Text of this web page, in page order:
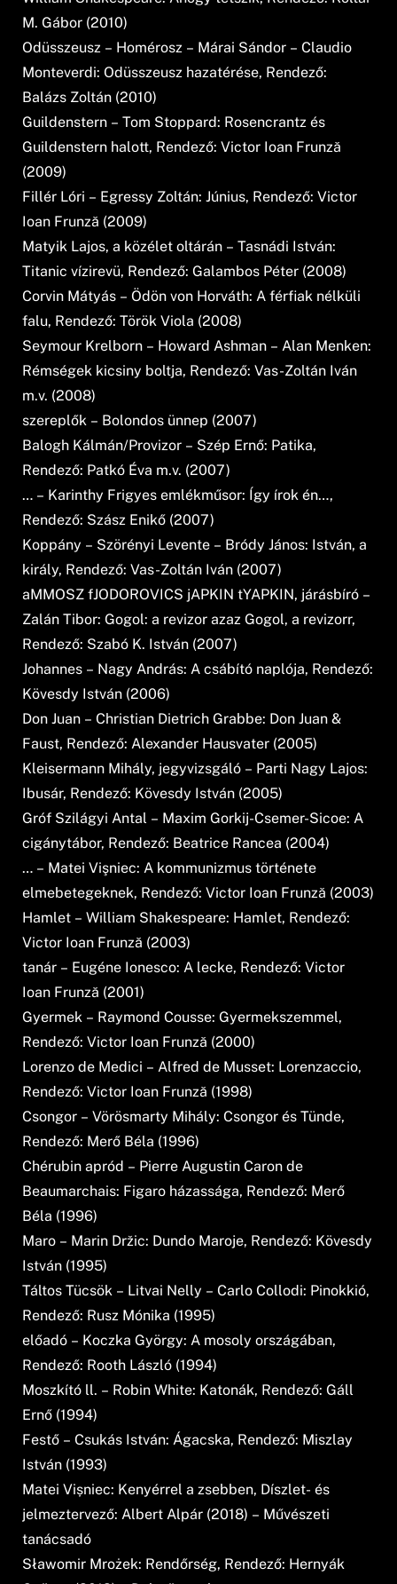
M. Gábor (2010)
Odüsszeusz – Homérosz – Márai Sándor – Claudio
Monteverdi: Odüsszeusz hazatérése, Rendező:
Balázs Zoltán (2010)
Guildenstern – Tom Stoppard: Rosencrantz és
Guildenstern halott, Rendező: Victor Ioan Frunză
(2009)
Fillér Lóri – Egressy Zoltán: Június, Rendező: Victor
Ioan Frunză (2009)
Matyik Lajos, a közélet oltárán – Tasnádi István:
Titanic vízirevü, Rendező: Galambos Péter (2008)
Corvin Mátyás – Ödön von Horváth: A férfiak nélküli
falu, Rendező: Török Viola (2008)
Seymour Krelborn – Howard Ashman – Alan Menken:
Rémségek kicsiny boltja, Rendező: Vas-Zoltán Iván
m.v. (2008)
szereplők – Bolondos ünnep (2007)
Balogh Kálmán/Provizor – Szép Ernő: Patika,
Rendező: Patkó Éva m.v. (2007)
… – Karinthy Frigyes emlékműsor: Így írok én…,
Rendező: Szász Enikő (2007)
Koppány – Szörényi Levente – Bródy János: István, a
király, Rendező: Vas-Zoltán Iván (2007)
aMMOSZ fJODOROVICS jAPKIN tYAPKIN, járásbíró –
Zalán Tibor: Gogol: a revizor azaz Gogol, a revizorr,
Rendező: Szabó K. István (2007)
Johannes – Nagy András: A csábító naplója, Rendező:
Kövesdy István (2006)
Don Juan – Christian Dietrich Grabbe: Don Juan &
Faust, Rendező: Alexander Hausvater (2005)
Kleisermann Mihály, jegyvizsgáló – Parti Nagy Lajos:
Ibusár, Rendező: Kövesdy István (2005)
Gróf Szilágyi Antal – Maxim Gorkij-Csemer-Sicoe: A
cigánytábor, Rendező: Beatrice Rancea (2004)
… – Matei Vişniec: A kommunizmus története
elmebetegeknek, Rendező: Victor Ioan Frunză (2003)
Hamlet – William Shakespeare: Hamlet, Rendező:
Victor Ioan Frunză (2003)
tanár – Eugéne Ionesco: A lecke, Rendező: Victor
Ioan Frunză (2001)
Gyermek – Raymond Cousse: Gyermekszemmel,
Rendező: Victor Ioan Frunză (2000)
Lorenzo de Medici – Alfred de Musset: Lorenzaccio,
Rendező: Victor Ioan Frunză (1998)
Csongor – Vörösmarty Mihály: Csongor és Tünde,
Rendező: Merő Béla (1996)
Chérubin apród – Pierre Augustin Caron de
Beaumarchais: Figaro házassága, Rendező: Merő
Béla (1996)
Maro – Marin Držic: Dundo Maroje, Rendező: Kövesdy
István (1995)
Táltos Tücsök – Litvai Nelly – Carlo Collodi: Pinokkió,
Rendező: Rusz Mónika (1995)
előadó – Koczka György: A mosoly országában,
Rendező: Rooth László (1994)
Moszkító ll. – Robin White: Katonák, Rendező: Gáll
Ernő (1994)
Festő – Csukás István: Ágacska, Rendező: Miszlay
István (1993)
Matei Vișniec: Kenyérrel a zsebben, Díszlet- és
jelmeztervező: Albert Alpár (2018) – Művészeti
tanácsadó
Sławomir Mrożek: Rendőrség, Rendező: Hernyák